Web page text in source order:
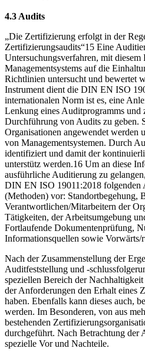
4.3 Audits
„Die Zertifizierung erfolgt in der
Zertifizierungsaudits“15 Eine
Untersuchungsverfahren, mit diesem
Managementsystems auf die
Richtlinien untersucht und bewertet
Instrument dient die DIN EN ISO
internationalen Norm ist es, eine
Lenkung eines Auditprogramms und
Durchführung von Audits zu geben.
Organisationen angewendet werden
von Managementsystemen. Durch
identifiziert und damit der
unterstütz werden.16 Um an diese
ausführliche Auditierung zu
DIN EN ISO 19011:2018 folgenden
(Methoden) vor: Standortbegehung,
Verantwortlichen/Mitarbeitern der
Tätigkeiten, der Arbeitsumgebung
Fortlaufende Dokumentenprüfung,
Informationsquellen sowie Vorwärts/
Nach der Zusammenstellung der
Auditfeststellung und -
speziellen Bereich der
der Anforderungen den Erhalt eines
haben. Ebenfalls kann dieses auch,
werden. Im Besonderen, von aus
bestehenden
durchgeführt. Nach Betrachtung der
spezielle Vor und Nachteile.